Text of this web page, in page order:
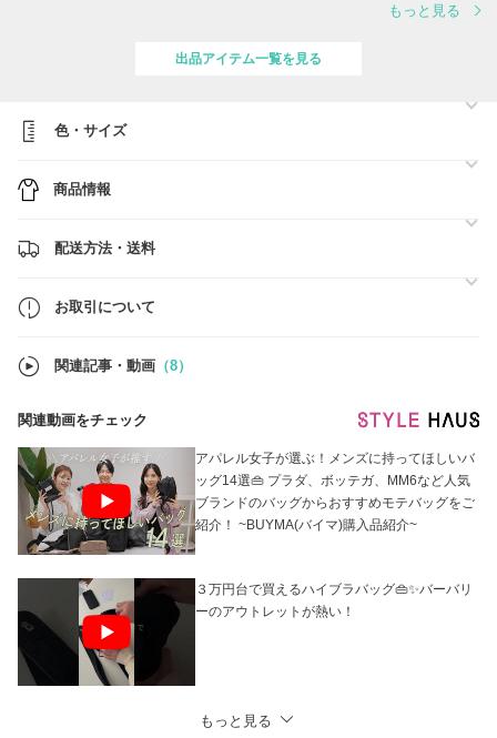
い物をお楽しみいただけるよう、サービスの向上とより良いショップ作
しくお願い申し上げます。
フォローをして頂いた方にのみ、お得なクーポン＆新商品情報をお届け
致しております。
また欲しいもの登録していただくと、クーポンやお値下げのご連絡が届
文後不安な点がございましたら、BUYMAの鑑定サービスをご利用いた
だきますようお願い致します。
※付属品:(正規品箱、ダストバッグ、タグ類など)元々付属されたもの
なる場合がございます。
もっと見る
出品アイテム一覧を見る
色・サイズ
商品情報
配送方法・送料
お取引について
関連記事・動画 （8）
関連動画をチェック
アパレル女子が選ぶ！メンズに持ってほしいバ
ッグ14選👜 プラダ、ボッテガ、MM6など人気
ブランドのバッグからおすすめモテバッグをご
紹介！ ~BUYMA(バイマ)購入品紹介~
３万円台で買えるハイブラバッグ👜✨バーバリ
ーのアウトレットが熱い！
もっと見る